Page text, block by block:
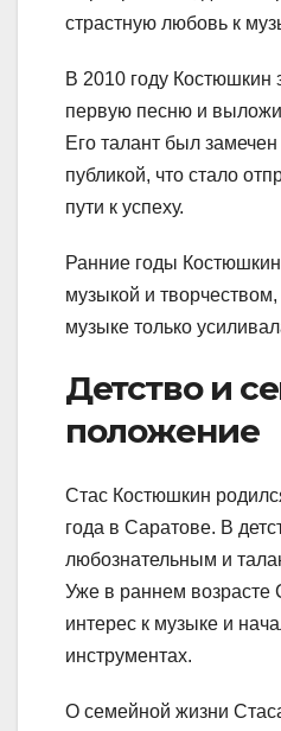
страстную любовь к
В 2010 году Костюшкин
первую песню и
Его талант был
публикой, что стало
пути к успеху.
Ранние годы
музыкой и творчеством,
музыке только
Детство и
положение
Стас Костюшкин
года в Саратове. В
любознательным и
Уже в раннем возрасте
интерес к музыке и
инструментах.
О семейной жизни